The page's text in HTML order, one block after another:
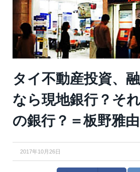
タイ不動産投資、
なら現地銀行？そ
の銀行？＝板野雅由
2017年10月26日